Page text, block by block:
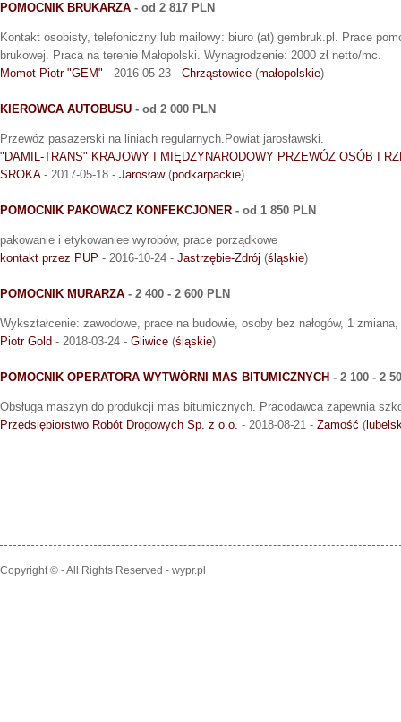
POMOCNIK BRUKARZA - od 2 817 PLN
Kontakt osobisty, telefoniczny lub mailowy: biuro (at) gembruk.pl. Prace
brukowej. Praca na terenie Małopolski. Wynagrodzenie: 2000 zł netto/mc.
Momot Piotr "GEM" - 2016-05-23 - Chrząstowice (małopolskie)
KIEROWCA AUTOBUSU - od 2 000 PLN
Przewóz pasażerski na liniach regularnych.Powiat jarosławski.
"DAMIL-TRANS" KRAJOWY I MIĘDZYNARODOWY PRZEWÓZ OSÓB I
SROKA- 2017-05-18 - Jarosław(podkarpackie)
POMOCNIK PAKOWACZ KONFEKCJONER - od 1 850 PLN
pakowanie i etykowaniee wyrobów, prace porządkowe
kontakt przez PUP - 2016-10-24 - Jastrzębie-Zdrój (śląskie)
POMOCNIK MURARZA - 2 400 - 2 600 PLN
Wykształcenie: zawodowe, prace na budowie, osoby bez nałogów, 1
Piotr Gold - 2018-03-24 - Gliwice (śląskie)
POMOCNIK OPERATORA WYTWÓRNI MAS BITUMICZNYCH - 2 100 - 2
Obsługa maszyn do produkcji mas bitumicznych. Pracodawca zapewnia
Przedsiębiorstwo Robót Drogowych Sp. z o.o. - 2018-08-21 - Zamość (
Copyright © - All Rights Reserved - wypr.pl